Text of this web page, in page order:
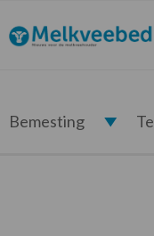
de
hoofdnavigatie
de
hoofd
de
eerste
de
voettekst
Melkveebedrijf.nl
Bemesting